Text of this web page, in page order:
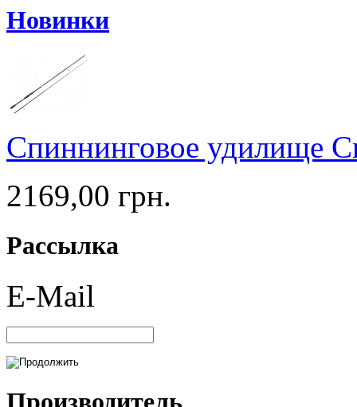
Новинки
Спиннинговое удилище
2169,00 грн.
Рассылка
E-Mail
Производитель